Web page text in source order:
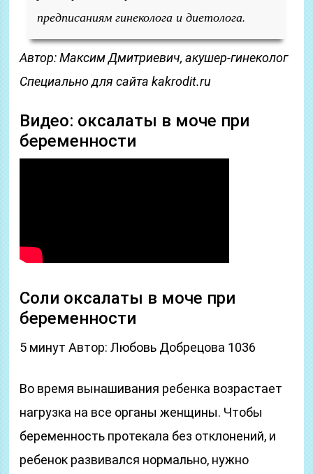
предписаниям гинеколога и диетолога.
Автор: Максим Дмитриевич, акушер-гинеколог
Специально для сайта kakrodit.ru
Видео: оксалаты в моче при
беременности
Соли оксалаты в моче при
беременности
5 минут Автор: Любовь Добрецова 1036
Во время вынашивания ребенка возрастает
нагрузка на все органы женщины. Чтобы
беременность протекала без отклонений, и
ребенок развивался нормально, нужно